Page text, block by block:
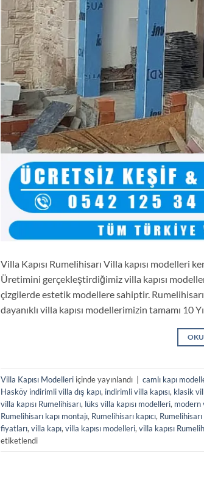
Villa Kapısı Rumelihisarı Villa kapısı modelleri
Üretimini gerçekleştirdiğimiz villa kapısı
çizgilerde estetik modellere sahiptir.
dayanıklı villa kapısı modellerimizin tamamı 10
Villa Kapısı Modelleri içinde yayınlandı | camlı kapı
Hasköy indirimli villa dış kapı, indirimli villa kapısı, klasik
villa kapısı Rumelihisarı, lüks villa kapısı modelleri, modern
Rumelihisarı kapı montajı, Rumelihisarı kapıcı,
fiyatları, villa kapı, villa kapısı modelleri, villa kapısı
etiketlendi